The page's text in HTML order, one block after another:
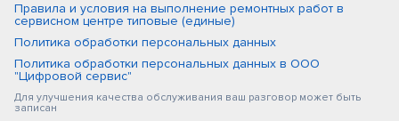
Правила и условия на выполнение ремонтных работ в
сервисном центре типовые (единые)
Политика обработки персональных данных
Политика обработки персональных данных в ООО
"Цифровой сервис"
Для улучшения качества обслуживания ваш разговор может быть
записан